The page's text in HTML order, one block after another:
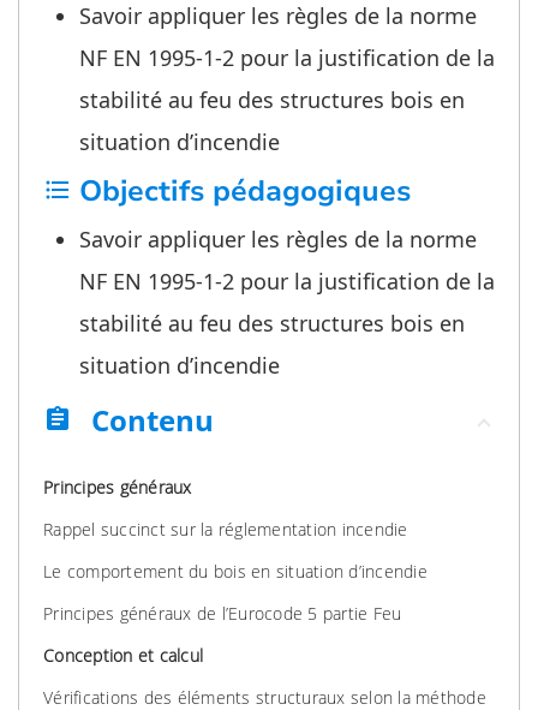
Savoir appliquer les règles de la norme
NF EN 1995-1-2 pour la justification de la
stabilité au feu des structures bois en
situation d’incendie
format_list_bulleted Objectifs pédagogiques
Savoir appliquer les règles de la norme
NF EN 1995-1-2 pour la justification de la
stabilité au feu des structures bois en
situation d’incendie
assignment
Contenu
Principes généraux
Rappel succinct sur la réglementation incendie
Le comportement du bois en situation d’incendie
Principes généraux de l’Eurocode 5 partie Feu
Conception et calcul
Vérifications des éléments structuraux selon la méthode